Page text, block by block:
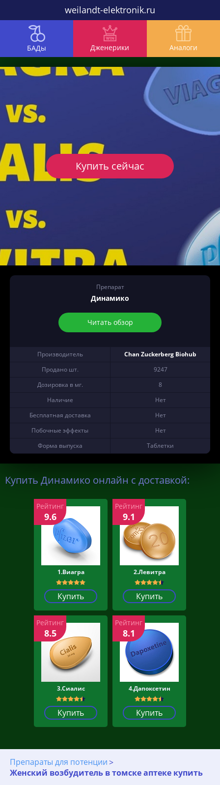
weilandt-elektronik.ru
БАДы Дженерики Аналоги
Препарат
Динамико
Читать обзор
Производитель
Chan Zuckerberg Biohub
Продано шт.
9247
Дозировка в мг.
8
Наличие
Нет
Бесплатная доставка
Нет
Побочные эффекты
Нет
Форма выпуска
Таблетки
Купить сейчас
Купить Динамико онлайн с доставкой:
1.Виагра
Купить
Рейтинг
9.6
2.Левитра
Купить
Рейтинг
9.1
3.Сиалис
Купить
Рейтинг
8.5
4.Дапоксетин
Купить
Рейтинг
8.1
Препараты для потенции
Женский возбудитель в томске аптеке купить